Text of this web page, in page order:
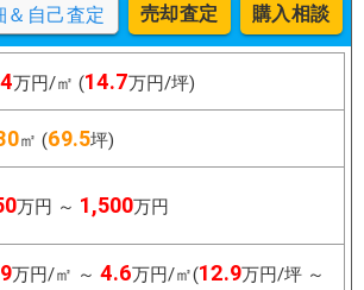
＆自己査定 売却査定 購入相談
万円/㎡ (14.7万円/坪)
㎡ (69.5坪)
万円 ～ 1,500万円
万円/㎡ ～ 4.6万円/㎡(12.9万円/坪 ～